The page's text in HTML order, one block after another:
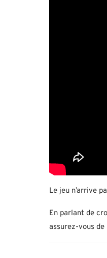
Le jeu n’arrive
En parlant de
assurez-vous